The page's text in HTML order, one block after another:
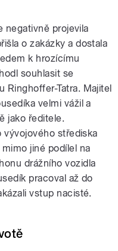
negativně projevila
o zakázky a dostala
k hrozícímu
souhlasit se
Ringhoffer-Tatra. Majitel
velmi vážil a
jako ředitele.
vývojového střediska
jiné podílel na
drážního vozidla
pracoval až do
vstup nacisté.